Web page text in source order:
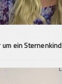
ein Sternenkind